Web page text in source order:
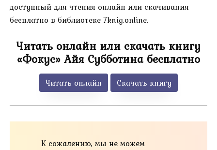
доступный для чтения онлайн или скачивания
бесплатно в библиотеке 7knig.online.
Читать онлайн или скачать книгу
«Фокус» Айя Субботина бесплатно
Читать онлайн Скачать книгу
К сожалению, мы не можем